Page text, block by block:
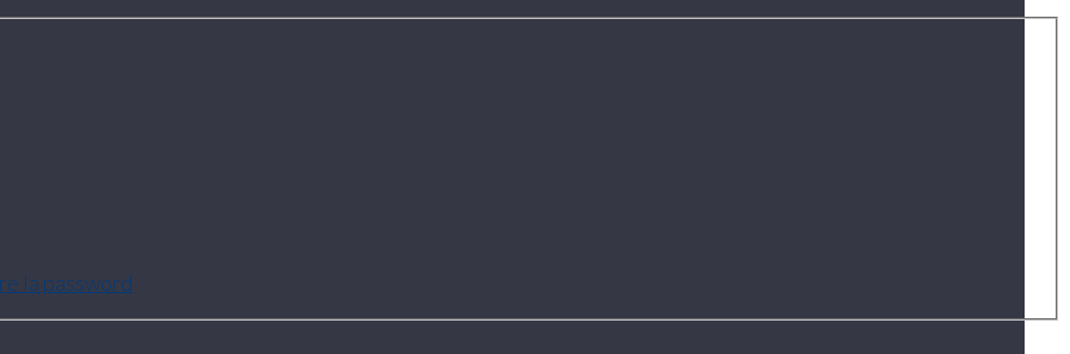
la password